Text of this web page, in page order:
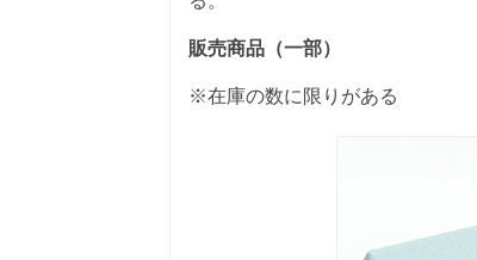
販売商品（一部）
※在庫の数に限りがある